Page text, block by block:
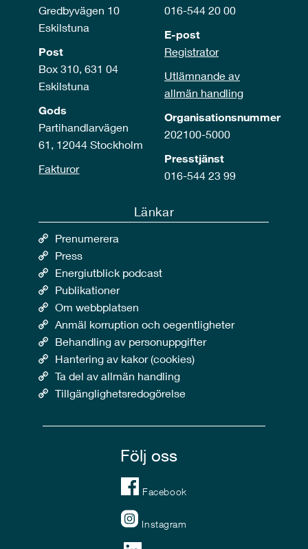
Gredbyvägen 10
Eskilstuna
Post
Box 310, 631 04
Eskilstuna
Gods
Partihandlarvägen
61, 12044 Stockholm
Fakturor
016-544 20 00
E-post
Registrator
Utlämnande av
allmän handling
Organisationsnummer
202100-5000
Presstjänst
016-544 23 99
Länkar
Prenumerera
Press
Energiutblick podcast
Publikationer
Om webbplatsen
Anmäl korruption och oegentligheter
Behandling av personuppgifter
Hantering av kakor (cookies)
Ta del av allmän handling
Tillgänglighetsredogörelse
Följ oss
Facebook
Instagram